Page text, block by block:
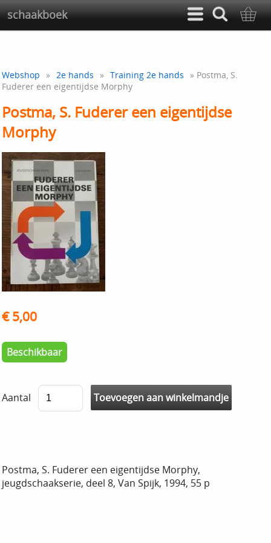
schaakboek
Webshop » 2e hands » Training 2e hands
» Postma, S.
Fuderer een eigentijdse Morphy
Postma, S. Fuderer een eigentijdse
Morphy
€ 5,00
Beschikbaar
Aantal
Postma, S. Fuderer een eigentijdse Morphy,
jeugdschaakserie, deel 8, Van Spijk, 1994, 55 p